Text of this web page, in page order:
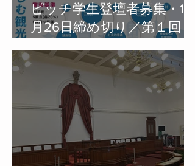
ピッチ学生登壇者募集・12
月26日締め切り／第１回
×観光 共創コンペ
2024「見るだけでなく、学
び楽しむ観光へ：学生が考
える–魅力ある京都-とは」